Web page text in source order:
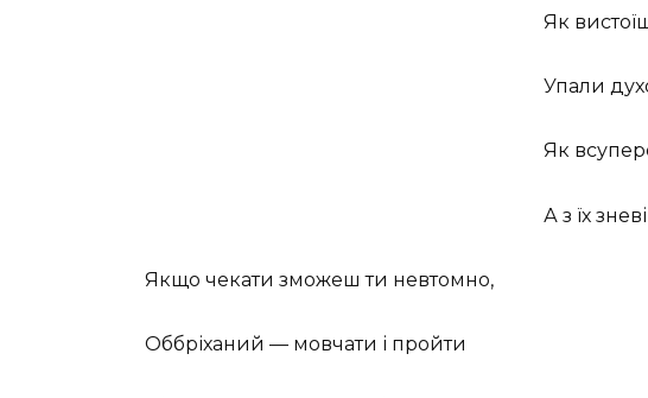
Як
Упали
Як
А з їх
Якщо чекати зможеш ти невтомно,
Оббріханий — мовчати і пройти